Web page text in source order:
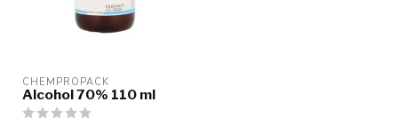
CHEMPROPACK
Alcohol 70% 110 ml